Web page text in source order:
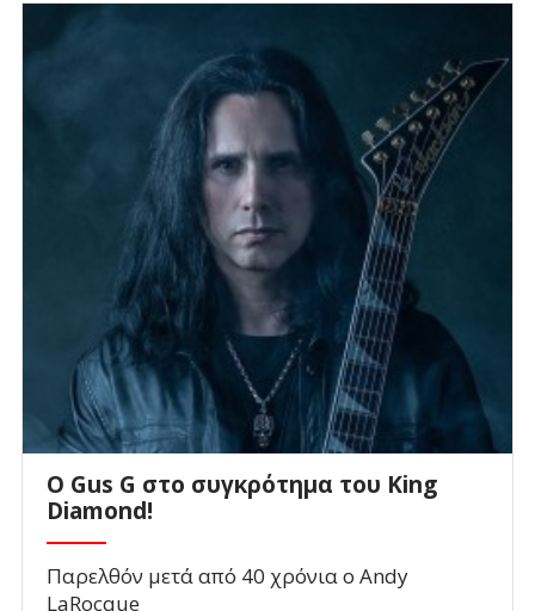
O Gus G στο συγκρότημα του King
Diamond!
Παρελθόν μετά από 40 χρόνια ο Andy
LaRocque